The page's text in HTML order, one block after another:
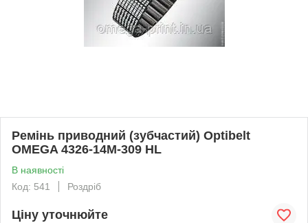
Ремінь приводний (зубчастий) Optibelt
OMEGA 4326-14M-309 HL
В наявності
Код: 541
Роздріб
Ціну уточнюйте